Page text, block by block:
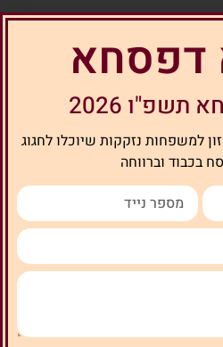
דפסחא
2026
למשפחות נזקקות שיוכלו לחגוג
בכבוד וברווחה